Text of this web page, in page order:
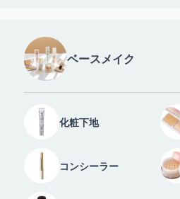
ベースメイク
化粧下地
コンシーラー